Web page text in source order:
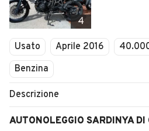
4
Usato Aprile 2016
Benzina
Descrizione